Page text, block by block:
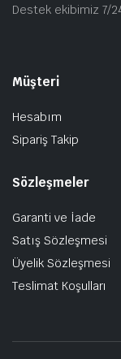
Destek ekibimiz 7/
Müşteri
Hesabım
Sipariş Takip
Sözleşmeler
Garanti ve İade
Satış Sözleşmesi
Üyelik Sözleşmesi
Teslimat Koşulları